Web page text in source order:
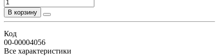
В корзину
Код
00-00004056
Все характеристики